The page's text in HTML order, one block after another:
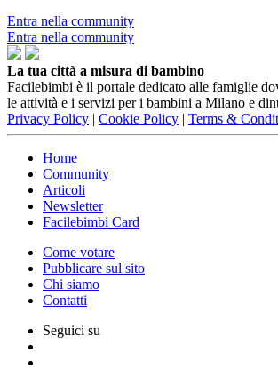
Entra nella community
Entra nella community
La tua città a misura di bambino
Facilebimbi è il portale dedicato alle famiglie
le attività e i servizi per i bambini a Milano e
Privacy Policy
Cookie Policy Terms &
Home
Community
Articoli
Newsletter
Facilebimbi Card
Come votare
Pubblicare sul sito
Chi siamo
Contatti
Seguici su